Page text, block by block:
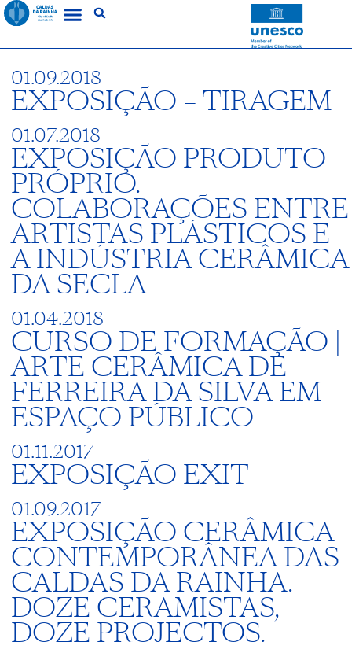
01.09.2018
EXPOSIÇÃO – TIRAGEM
01.07.2018
EXPOSIÇÃO PRODUTO
PRÓPRIO.
COLABORAÇÕES ENTRE
ARTISTAS PLÁSTICOS E
A INDÚSTRIA CERÂMICA
DA SECLA
01.04.2018
CURSO DE FORMAÇÃO |
ARTE CERÂMICA DE
FERREIRA DA SILVA EM
ESPAÇO PÚBLICO
01.11.2017
EXPOSIÇÃO EXIT
01.09.2017
EXPOSIÇÃO CERÂMICA
CONTEMPORÂNEA DAS
CALDAS DA RAINHA.
DOZE CERAMISTAS,
DOZE PROJECTOS.